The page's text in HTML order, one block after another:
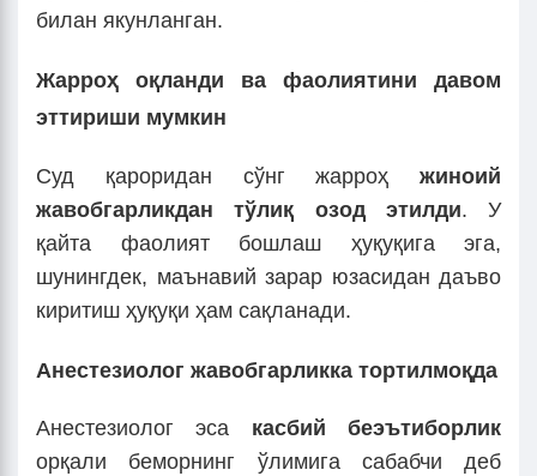
билан якунланган.
Жарроҳ оқланди ва фаолиятини давом
эттириши мумкин
Суд қароридан сўнг жарроҳ жиноий
жавобгарликдан тўлиқ озод этилди. У
қайта фаолият бошлаш ҳуқуқига эга,
шунингдек, маънавий зарар юзасидан даъво
киритиш ҳуқуқи ҳам сақланади.
Анестезиолог жавобгарликка тортилмоқда
Анестезиолог эса касбий беэътиборлик
орқали беморнинг ўлимига сабабчи деб